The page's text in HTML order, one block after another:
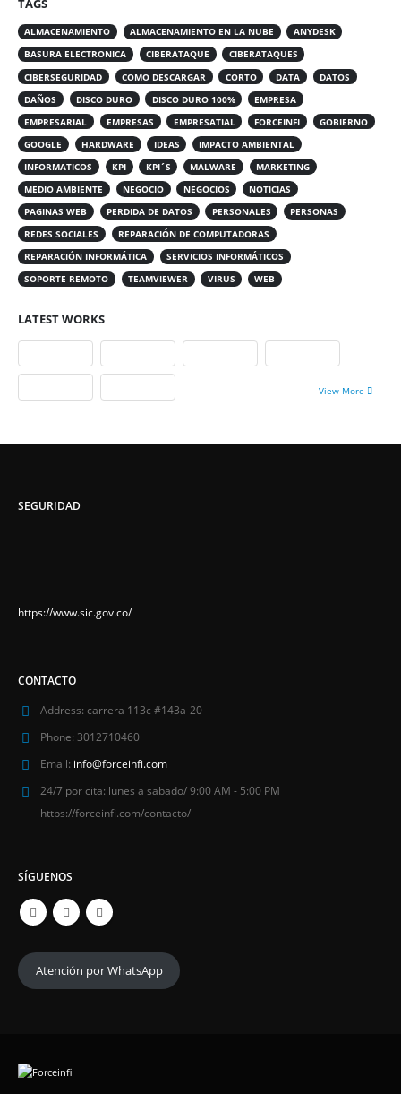
TAGS
ALMACENAMIENTO ALMACENAMIENTO EN LA NUBE
ANYDESK
BASURA ELECTRONICA
CIBERATAQUE
CIBERATAQUES
CIBERSEGURIDAD
COMO DESCARGAR CORTO DATA
DATOS
DAÑOS
DISCO DURO DISCO DURO 100%
EMPRESA
EMPRESARIAL
EMPRESAS EMPRESATIAL FORCEINFI
GOBIERNO
GOOGLE
HARDWARE IDEAS
IMPACTO AMBIENTAL
INFORMATICOS
KPI KPI´S MALWARE
MARKETING
MEDIO AMBIENTE
NEGOCIO NEGOCIOS
NOTICIAS
PAGINAS WEB
PERDIDA DE DATOS PERSONALES
PERSONAS
REDES SOCIALES
REPARACIÓN DE COMPUTADORAS
REPARACIÓN INFORMÁTICA
SERVICIOS INFORMÁTICOS
SOPORTE REMOTO
TEAMVIEWER VIRUS WEB
LATEST WORKS
View More
SEGURIDAD
https://www.sic.gov.co/
CONTACTO
Address: carrera 113c #143a-20
Phone: 3012710460
Email: info@forceinfi.com
24/7 por cita: lunes a sabado/ 9:00 AM - 5:00 PM
https://forceinfi.com/contacto/
SÍGUENOS
Atención por WhatsApp